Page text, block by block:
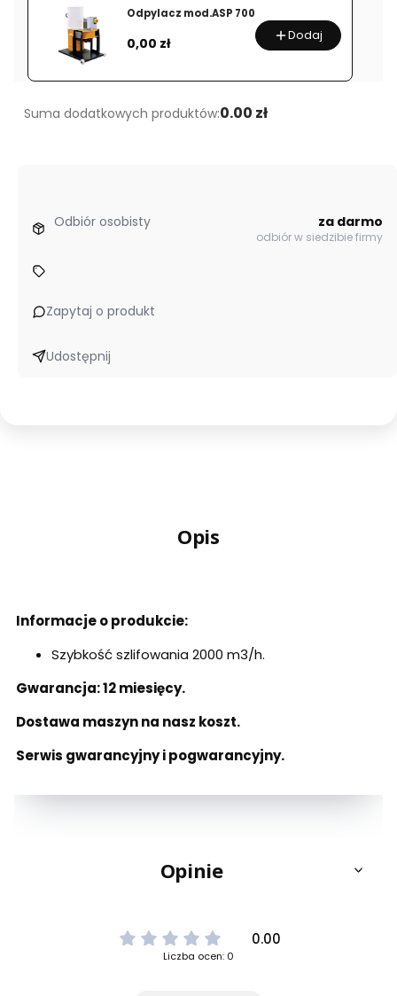
Odpylacz mod.ASP 700
Cena
0,00 zł Dodaj
Suma dodatkowych produktów:0.00 zł
Odbiór osobisty za darmo
odbiór w siedzibie firmy
Zapytaj o produkt
Udostępnij
Opis
Informacje o produkcie:
Szybkość szlifowania 2000 m3/h.
Gwarancja: 12 miesięcy.
Dostawa maszyn na nasz koszt.
Serwis gwarancyjny i pogwarancyjny.
Opinie
0.00
Liczba ocen: 0